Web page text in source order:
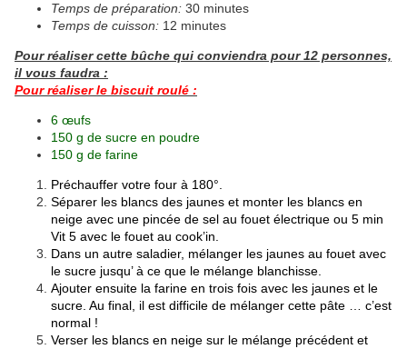
Temps de préparation: 30 minutes
Temps de cuisson: 12 minutes
Pour réaliser cette bûche qui conviendra pour 12 personnes,
il vous faudra :
Pour réaliser le biscuit roulé :
6 œufs
150 g de sucre en poudre
150 g de farine
Préchauffer votre four à 180°.
Séparer les blancs des jaunes et monter les blancs en
neige avec une pincée de sel au fouet électrique ou 5 min
Vit 5 avec le fouet au cook’in.
Dans un autre saladier, mélanger les jaunes au fouet avec
le sucre jusqu’ à ce que le mélange blanchisse.
Ajouter ensuite la farine en trois fois avec les jaunes et le
sucre. Au final, il est difficile de mélanger cette pâte … c’est
normal !
Verser les blancs en neige sur le mélange précédent et